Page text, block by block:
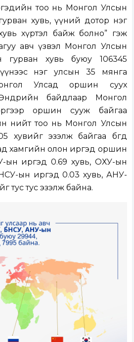
тоо нь Монгол Улсын
хувь, үүний дотор нэг
хүртэл байж болно” гэж
авч үзвэл Монгол Улсын
гурван хувь буюу 106345
нэг улсын 35 мянга
Улсад оршин суух
байдлаар Монгол
оршин сууж байгаа
нийт тоо нь Монгол Улсын
эзэлж байгаа бөгөөд
хамгийн олон иргэд оршин
ын иргэд 0.69 хувь, ОХУ-ын
ын иргэд 0.03 хувь, АНУ-
тус тус эзэлж байна.